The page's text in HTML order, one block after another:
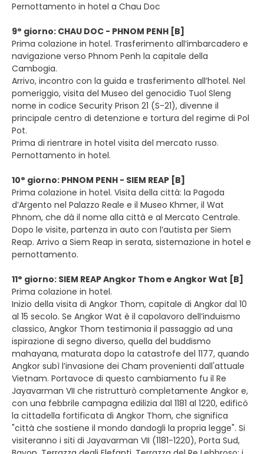
Pernottamento in hotel a Chau Doc
9° giorno: CHAU DOC - PHNOM PENH [B]
Prima colazione in hotel. Trasferimento all’imbarcadero e
navigazione verso Phnom Penh la capitale della
Cambogia.
Arrivo, incontro con la guida e trasferimento all’hotel. Nel
pomeriggio, visita del Museo del genocidio Tuol Sleng
nome in codice Security Prison 21 (S-21), divenne il
principale centro di detenzione e tortura del regime di Pol
Pot.
Prima di rientrare in hotel visita del mercato russo.
Pernottamento in hotel.
10° giorno: PHNOM PENH - SIEM REAP [B]
Prima colazione in hotel. Visita della città: la Pagoda
d’Argento nel Palazzo Reale e il Museo Khmer, il Wat
Phnom, che dà il nome alla città e al Mercato Centrale.
Dopo le visite, partenza in auto con l’autista per Siem
Reap. Arrivo a Siem Reap in serata, sistemazione in hotel e
pernottamento.
11° giorno: SIEM REAP Angkor Thom e Angkor Wat [B]
Prima colazione in hotel.
Inizio della visita di Angkor Thom, capitale di Angkor dal 10
al 15 secolo. Se Angkor Wat è il capolavoro dell’induismo
classico, Angkor Thom testimonia il passaggio ad una
ispirazione di segno diverso, quella del buddismo
mahayana, maturata dopo la catastrofe del 1177, quando
Angkor subì l’invasione dei Cham provenienti dall'attuale
Vietnam. Portavoce di questo cambiamento fu il Re
Jayavarman VII che ristrutturò completamente Angkor e,
con una febbrile campagna edilizia dal 1181 al 1220, edificò
la cittadella fortificata di Angkor Thom, che significa
"città che sostiene il mondo dandogli la propria legge". Si
visiteranno i siti di Jayavarman VII (1181-1220), Porta Sud,